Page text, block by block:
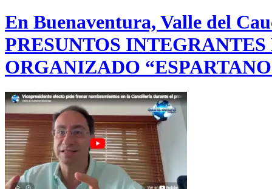
En Buenaventura, Valle del
PRESUNTOS
ORGANIZADO